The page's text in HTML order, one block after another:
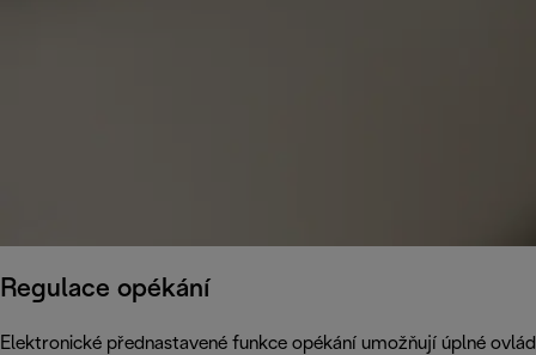
Regulace opékání
Elektronické přednastavené funkce opékání umožňují úplné